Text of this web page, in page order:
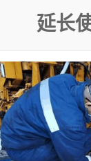
延长